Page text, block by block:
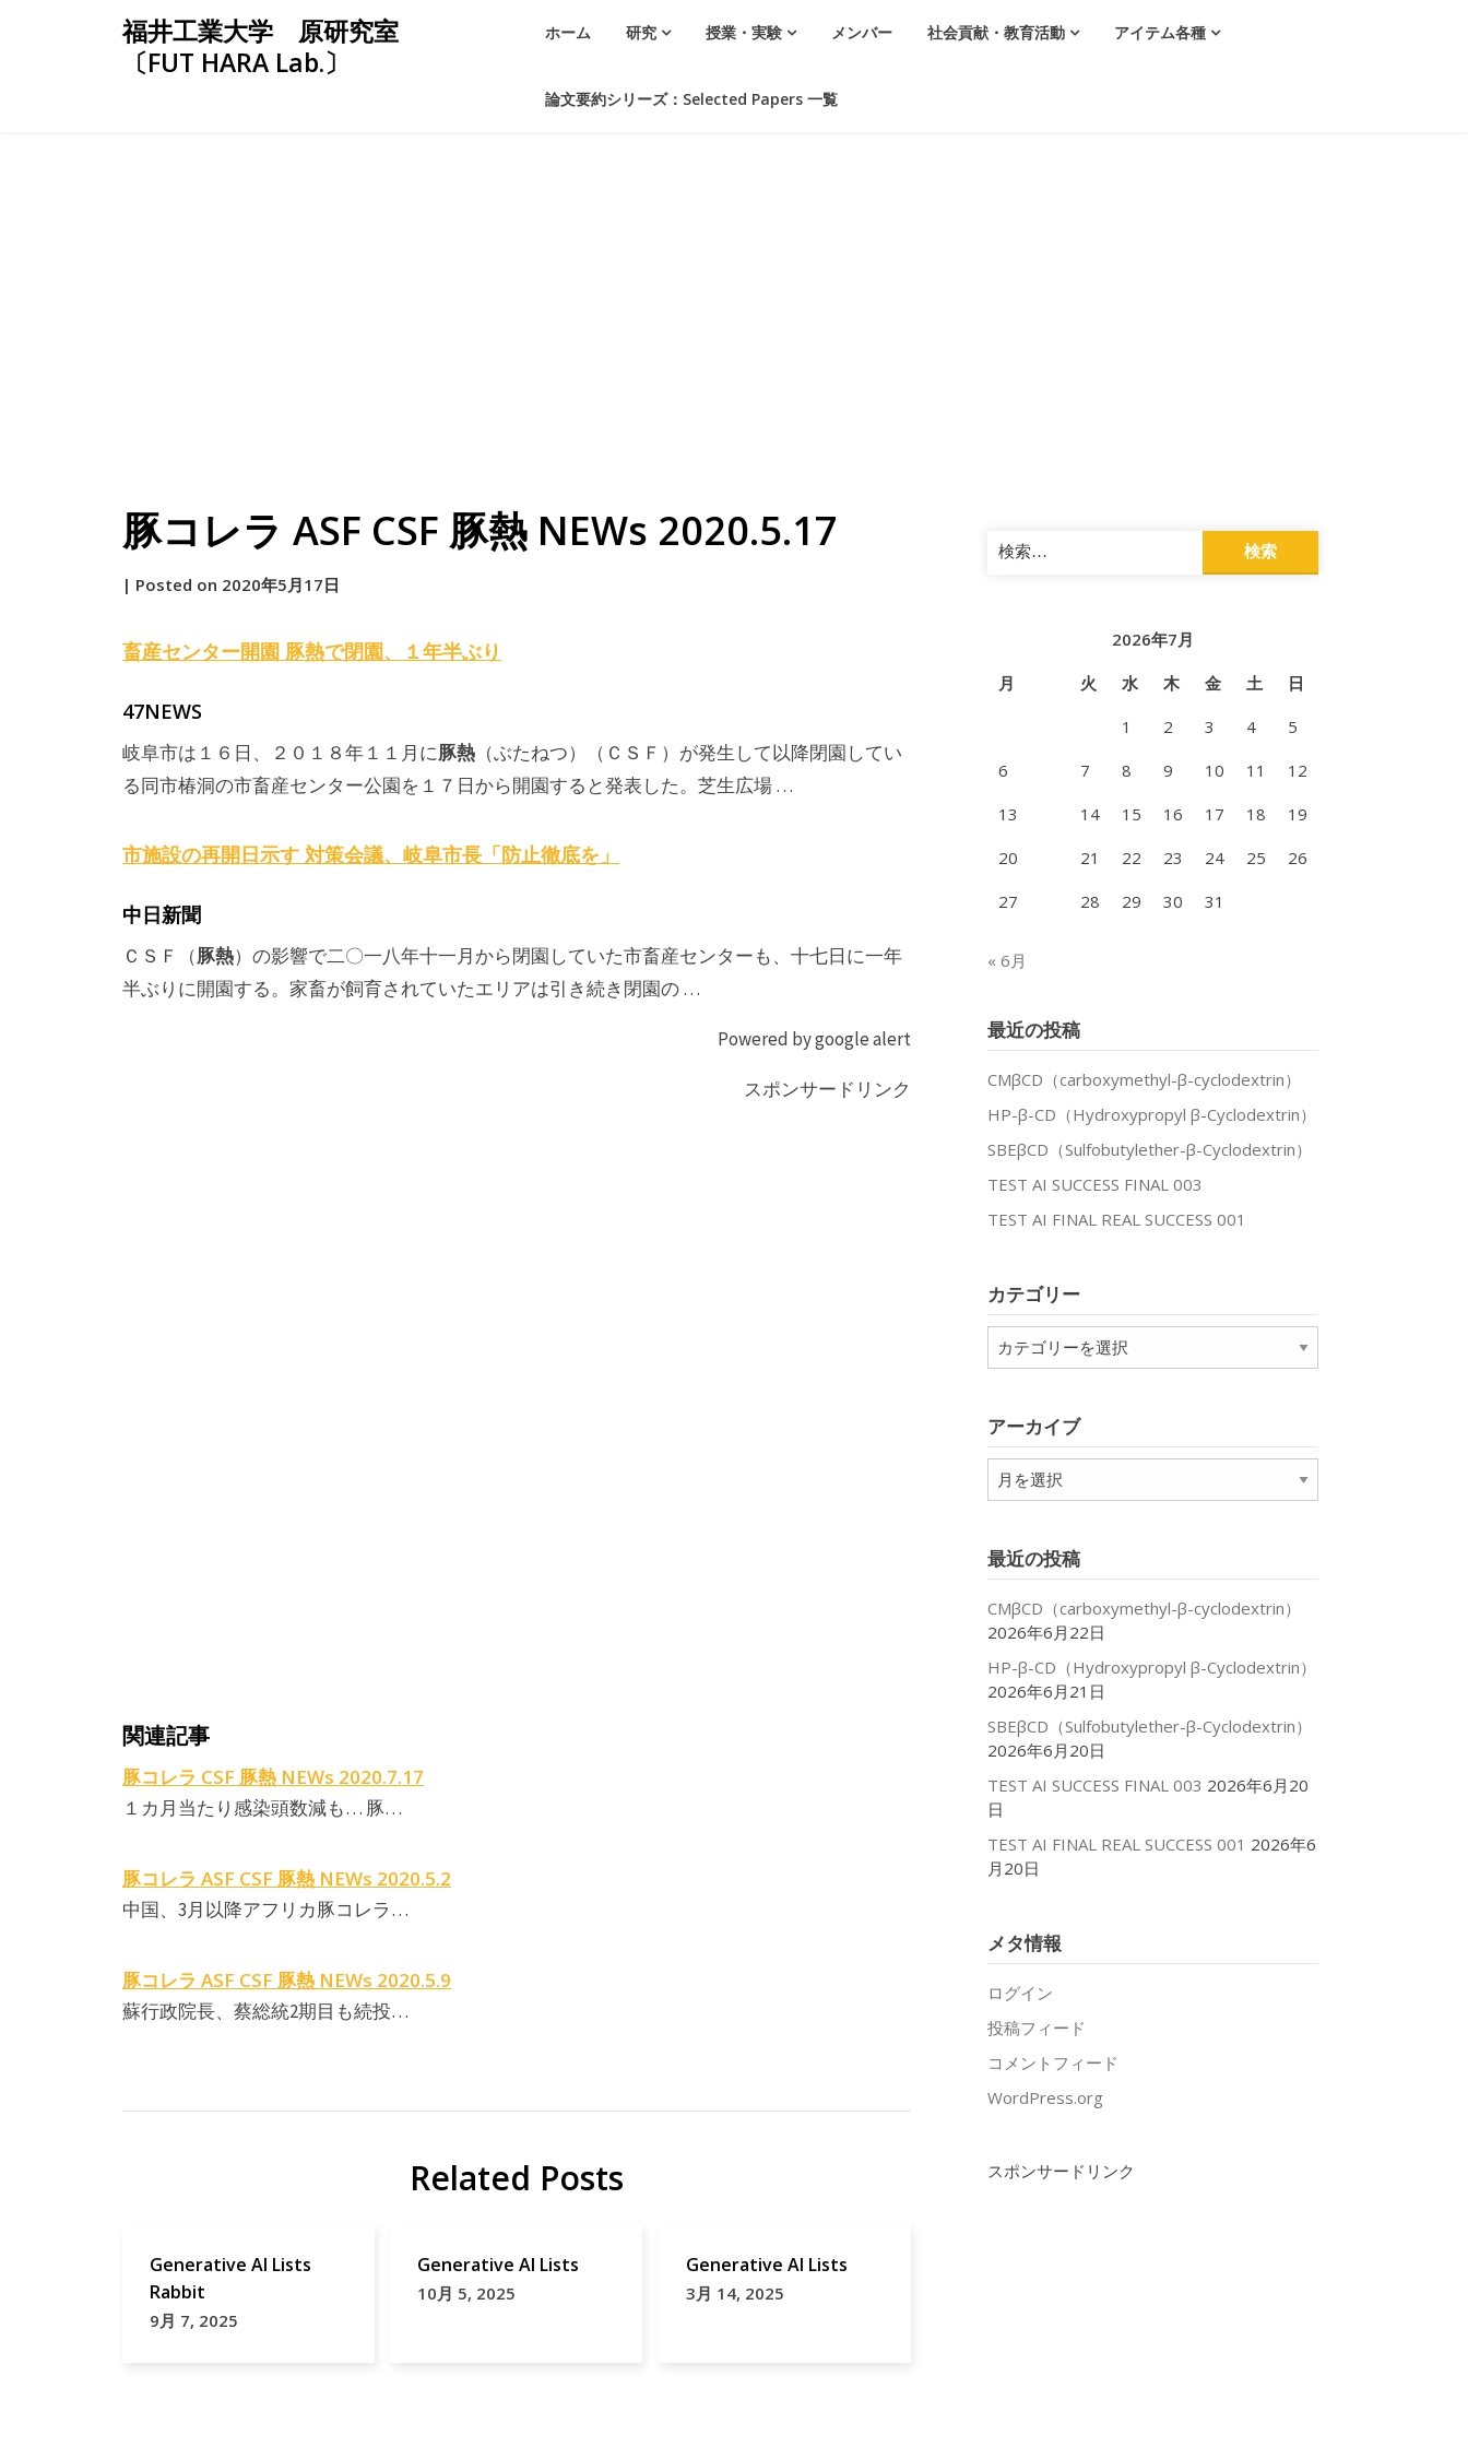
福井工業大学 原研究室
〔FUT HARA Lab.〕
ホーム 研究 授業・実験 メンバー 社会貢献・教育活動 アイテム各種
論文要約シリーズ：Selected Papers 一覧
豚コレラ ASF CSF 豚熱 NEWs 2020.5.17
by
| Posted on 2020年5月17日
畜産センター開園 豚熱で閉園、１年半ぶり
47NEWS
岐阜市は１６日、２０１８年１１月に豚熱 （ぶたねつ）（ＣＳＦ）が発生して以降閉園してい
る同市椿洞の市畜産センター公園を１７日から開園すると発表した。芝生広場 …
市施設の再開日示す 対策会議、岐阜市長「防止徹底を」
中日新聞
ＣＳＦ（豚熱）の影響で二〇一八年十一月から閉園していた市畜産センターも、十七日に一年
半ぶりに開園する。家畜が飼育されていたエリアは引き続き閉園の …
Powered by google alert
スポンサードリンク
関連記事
豚コレラ CSF 豚熱 NEWs 2020.7.17
１カ月当たり感染頭数減も… 豚…
豚コレラ ASF CSF 豚熱 NEWs 2020.5.2
中国、3月以降アフリカ豚コレラ…
豚コレラ ASF CSF 豚熱 NEWs 2020.5.9
蘇行政院長、蔡総統2期目も続投…
Related Posts
Generative AI Lists
Rabbit
9月 7, 2025
Generative AI Lists
10月 5, 2025
Generative AI Lists
3月 14, 2025
検
索:
2026年7月
月
火 水 木 金 土
日
1
2 3 4
5
6
7 8 9 10 11
12
13
14 15 16 17 18
19
20
21 22 23 24 25
26
27
28 29 30 31
« 6月
最近の投稿
CMβCD（carboxymethyl-β-cyclodextrin）
HP-β-CD（Hydroxypropyl β-Cyclodextrin）
SBEβCD（Sulfobutylether-β-Cyclodextrin）
TEST AI SUCCESS FINAL 003
TEST AI FINAL REAL SUCCESS 001
カテゴリー
テ
ー
アーカイブ
ア
ー
ブ
最近の投稿
CMβCD（carboxymethyl-β-cyclodextrin）
2026年6月22日
HP-β-CD（Hydroxypropyl β-Cyclodextrin）
2026年6月21日
SBEβCD（Sulfobutylether-β-Cyclodextrin）
2026年6月20日
TEST AI SUCCESS FINAL 003 2026年6月20
日
TEST AI FINAL REAL SUCCESS 001 2026年6
月20日
メタ情報
ログイン
投稿フィード
コメントフィード
WordPress.org
スポンサードリンク